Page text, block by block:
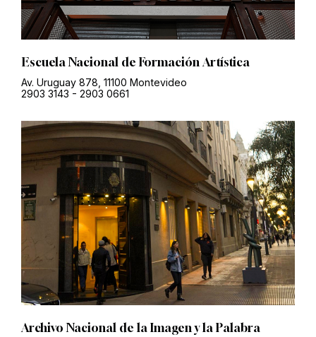
Escuela Nacional de Formación Artística
Av. Uruguay 878, 11100 Montevideo
2903 3143 - 2903 0661
Archivo Nacional de la Imagen y la Palabra